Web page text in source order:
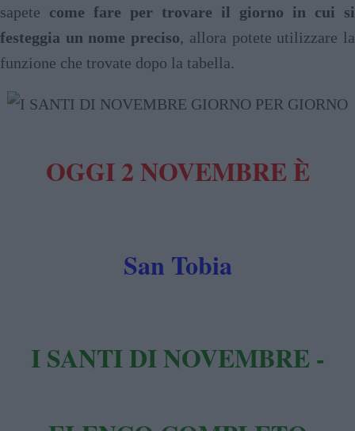
sapete come fare per trovare il giorno in cui si
festeggia un nome preciso, allora potete utilizzare la
funzione che trovate dopo la tabella.
OGGI 2 NOVEMBRE È
San Tobia
I SANTI DI NOVEMBRE -